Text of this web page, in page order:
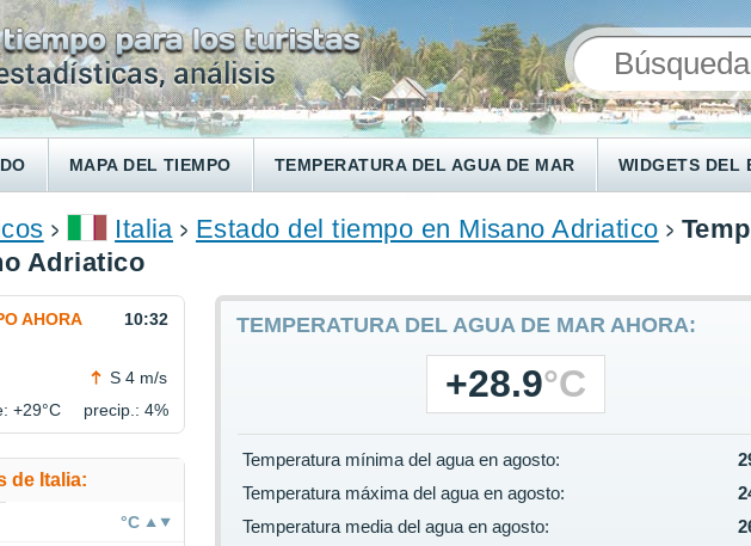
MAPA DEL TIEMPO TEMPERATURA DEL AGUA DE MAR WIDGETS DEL
Italia Estado del tiempo en Misano Adriatico
Adriatico
TEMPERATURA DEL AGUA DE MAR AHORA:
+28.9°C
Temperatura mínima del agua en agosto:
Temperatura máxima del agua en agosto:
Temperatura media del agua en agosto:
AHORA 10:32
S 4 m/s
+29°C precip.: 4%
de Italia:
°C